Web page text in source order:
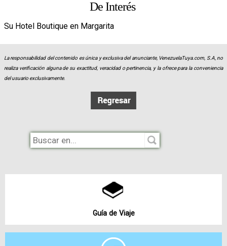
De Interés
Su Hotel Boutique en Margarita
La responsabilidad del contenido es única y exclusiva del anunciante, VenezuelaTuya.com, S.A, no
realiza verificación alguna de su exactitud, veracidad o pertinencia, y la ofrece para la conveniencia
del usuario exclusivamente.
Guía de Viaje